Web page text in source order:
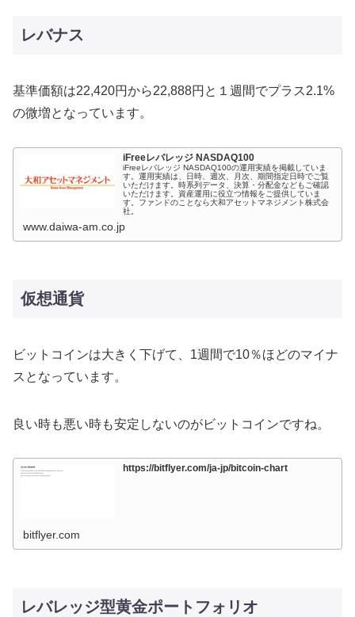
レバナス
基準価額は22,420円から22,888円と１週間でプラス2.1%
の微増となっています。
iFreeレバレッジ NASDAQ100
iFreeレバレッジ NASDAQ100の運用実績を掲載していま
す。運用実績は、日時、週次、月次、期間指定日時でご覧
いただけます。時系列データ、決算・分配金などもご確認
いただけます。資産運用に役立つ情報をご提供していま
す。ファンドのことなら大和アセットマネジメント株式会
社。
www.daiwa-am.co.jp
仮想通貨
ビットコインは大きく下げて、1週間で10％ほどのマイナ
スとなっています。
良い時も悪い時も安定しないのがビットコインですね。
https://bitflyer.com/ja-jp/bitcoin-chart
bitflyer.com
レバレッジ型黄金ポートフォリオ